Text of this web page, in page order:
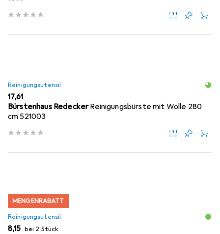
Reinigungsutensil
EUR
17,61
Bürstenhaus RedeckerReinigungsbürste mit Wolle 280
cm 521003
MENGENRABATT
Reinigungsutensil
EUR
8,15 bei 2 Stück